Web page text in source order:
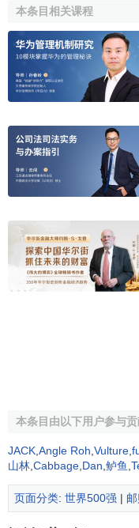
的，却是他的继任者。
1895年，米利斯·洛
司的发展，特别是邮
邮购商业的特点，是
中，顾客不出户，坐
订货单，即可订货。
易。邮购商业并不是
成为重要和大规模的零
洛森沃尔德基于邮购
农民进城购物困难的状
取了一系列大胆措施
，
员既有应有的权力，
既要物美又要价廉，
，此外品质
用标准的流水作业方式
各主要
制造商 还建立起
的特殊关系，从而保证
费者。洛森活尔德的
业额仅110万美元，10
即1920年，已增长了
本条目相关课程
本条目由以下用户参与
JACK Angle Roh Vulture
山林 Cabbage Dan 鲈鱼
页面分类: 世界500强 |